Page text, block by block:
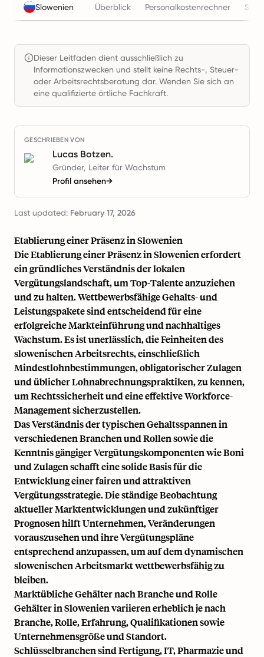
Slowenien Überblick Personalkostenrechner
Dieser Leitfaden dient ausschließlich zu
Informationszwecken und stellt keine Rechts-, Steuer-
oder Arbeitsrechtsberatung dar. Wenden Sie sich an
eine qualifizierte örtliche Fachkraft.
GESCHRIEBEN VON
Lucas Botzen.
Gründer, Leiter für Wachstum
Profil ansehen→
Last updated: February 17, 2026
Etablierung einer Präsenz in Slowenien
Die Etablierung einer Präsenz in Slowenien erfordert
ein gründliches Verständnis der lokalen
Vergütungslandschaft, um Top-Talente anzuziehen
und zu halten. Wettbewerbsfähige Gehalts- und
Leistungspakete sind entscheidend für eine
erfolgreiche Markteinführung und nachhaltiges
Wachstum. Es ist unerlässlich, die Feinheiten des
slowenischen Arbeitsrechts, einschließlich
Mindestlohnbestimmungen, obligatorischer Zulagen
und üblicher Lohnabrechnungspraktiken, zu kennen,
um Rechtssicherheit und eine effektive Workforce-
Management sicherzustellen.
Das Verständnis der typischen Gehaltsspannen in
verschiedenen Branchen und Rollen sowie die
Kenntnis gängiger Vergütungskomponenten wie Boni
und Zulagen schafft eine solide Basis für die
Entwicklung einer fairen und attraktiven
Vergütungsstrategie. Die ständige Beobachtung
aktueller Marktentwicklungen und zukünftiger
Prognosen hilft Unternehmen, Veränderungen
vorauszusehen und ihre Vergütungspläne
entsprechend anzupassen, um auf dem dynamischen
slowenischen Arbeitsmarkt wettbewerbsfähig zu
bleiben.
Marktübliche Gehälter nach Branche und Rolle
Gehälter in Slowenien variieren erheblich je nach
Branche, Rolle, Erfahrung, Qualifikationen sowie
Unternehmensgröße und Standort.
Schlüsselbranchen sind Fertigung, IT, Pharmazie und